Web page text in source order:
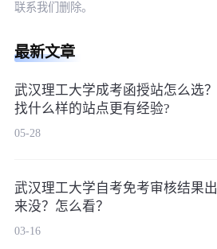
联系我们删除。
最新文章
武汉理工大学成考函授站怎么选？
找什么样的站点更有经验?
05-28
武汉理工大学自考免考审核结果出
来没？怎么看？
03-16